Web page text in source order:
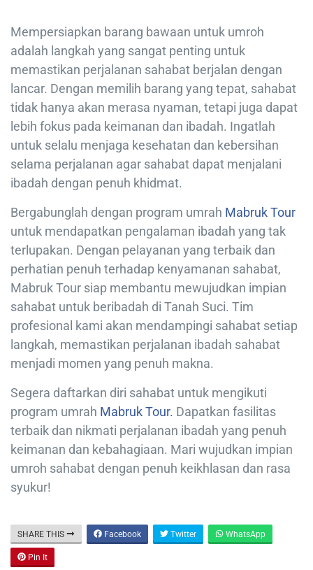
Mempersiapkan barang bawaan untuk umroh
adalah langkah yang sangat penting untuk
memastikan perjalanan sahabat berjalan dengan
lancar. Dengan memilih barang yang tepat, sahabat
tidak hanya akan merasa nyaman, tetapi juga dapat
lebih fokus pada keimanan dan ibadah. Ingatlah
untuk selalu menjaga kesehatan dan kebersihan
selama perjalanan agar sahabat dapat menjalani
ibadah dengan penuh khidmat.
Bergabunglah dengan program umrah Mabruk Tour
untuk mendapatkan pengalaman ibadah yang tak
terlupakan. Dengan pelayanan yang terbaik dan
perhatian penuh terhadap kenyamanan sahabat,
Mabruk Tour siap membantu mewujudkan impian
sahabat untuk beribadah di Tanah Suci. Tim
profesional kami akan mendampingi sahabat setiap
langkah, memastikan perjalanan ibadah sahabat
menjadi momen yang penuh makna.
Segera daftarkan diri sahabat untuk mengikuti
program umrah Mabruk Tour. Dapatkan fasilitas
terbaik dan nikmati perjalanan ibadah yang penuh
keimanan dan kebahagiaan. Mari wujudkan impian
umroh sahabat dengan penuh keikhlasan dan rasa
syukur!
SHARE THIS Facebook Twitter WhatsApp
Pin It